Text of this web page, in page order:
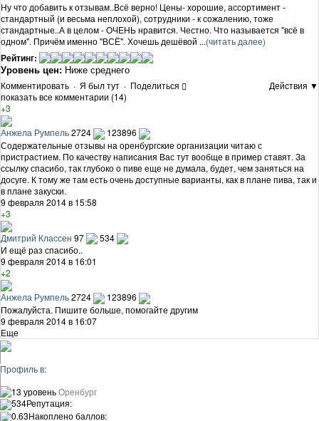
Ну что добавить к отзывам..Всё верно! Цены- хорошие, ассортимент -
стандартный (и весьма неплохой), сотрудники - к сожалению, тоже
стандартные..А в целом - ОЧЕНЬ нравится. Честно. Что называется "всё в
одном". Причём именно "ВСЁ". Хочешь дешёвой ...(читать далее)
Рейтинг:
Уровень цен: Ниже среднего
Комментировать · Я был тут · Поделиться
Действия ▼
показать все комментарии (14)
+3
Анжела Румпель2724
123896
Содержательные отзывы на оренбургские организации читаю с
пристрастием. По качеству написания Вас тут вообще в пример ставят. За
ссылку спасибо, так глубоко о пиве еще не думала, будет, чем заняться на
досуге. К тому же там есть очень доступные варианты, как в плане пива, так и
в плане закуски.
9 февраля 2014 в 15:58
+3
Дмитрий Классен 97
534
И ещё раз спасибо..
9 февраля 2014 в 16:01
+2
Анжела Румпель2724
123896
Пожалуйста. Пишите больше, помогайте другим
9 февраля 2014 в 16:07
Еще
Профиль в:
13 уровеньОренбург
534Репутация:
0.63Накоплено баллов: